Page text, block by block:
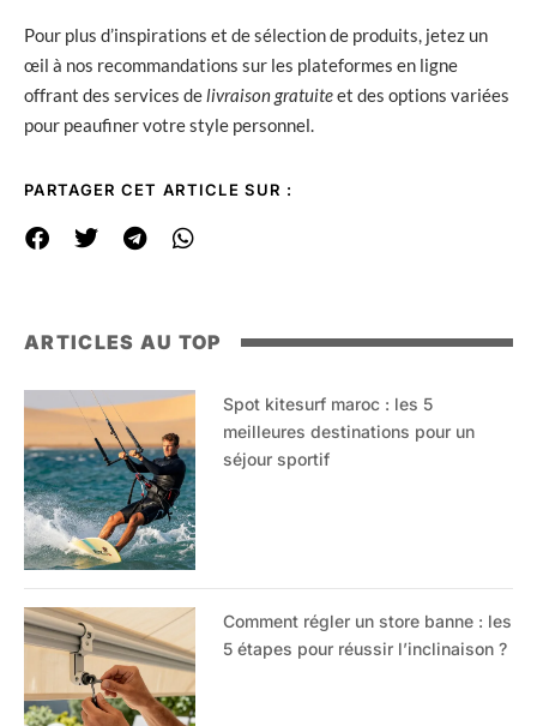
Pour plus d’inspirations et de sélection de produits, jetez un
œil à nos recommandations sur les plateformes en ligne
offrant des services delivraison gratuiteet des options variées
pour peaufiner votre style personnel.
PARTAGER CET ARTICLE SUR :
ARTICLES AU TOP
Spot kitesurf maroc : les 5
meilleures destinations pour un
séjour sportif
Comment régler un store banne : les
5 étapes pour réussir l’inclinaison ?